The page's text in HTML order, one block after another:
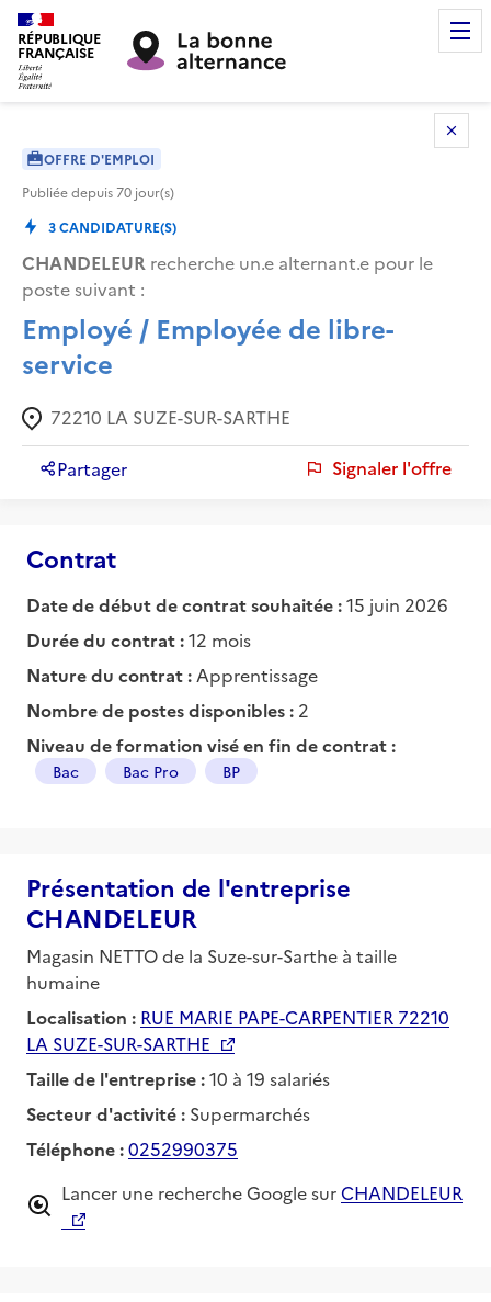
RÉPUBLIQUE
FRANÇAISE
OFFRE D'EMPLOI
Publiée depuis70 jour(s)
3CANDIDATURE(S)
CHANDELEUR recherche un.e alternant.e pour le
poste suivant :
Employé / Employée de libre-
service
72210 LA SUZE-SUR-SARTHE
Partager Signaler l'offre
Contrat
Date de début de contrat souhaitée :15 juin 2026
Durée du contrat :12 mois
Nature du contrat : Apprentissage
Nombre de postes disponibles : 2
Niveau de formation visé en fin de contrat :
Bac Bac Pro BP
Présentation de l'entreprise
CHANDELEUR
Magasin NETTO de la Suze-sur-Sarthe à taille
humaine
Localisation : RUE MARIE PAPE-CARPENTIER 72210
LA SUZE-SUR-SARTHE
Taille de l'entreprise :10 à 19 salariés
Secteur d'activité : Supermarchés
Téléphone :0252990375
Lancer une recherche Google surCHANDELEUR